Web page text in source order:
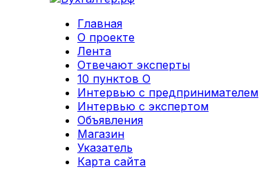
Главная
О проекте
Лента
Отвечают эксперты
10 пунктов О
Интервью с предпринимателем
Интервью с экспертом
Объявления
Магазин
Указатель
Карта сайта